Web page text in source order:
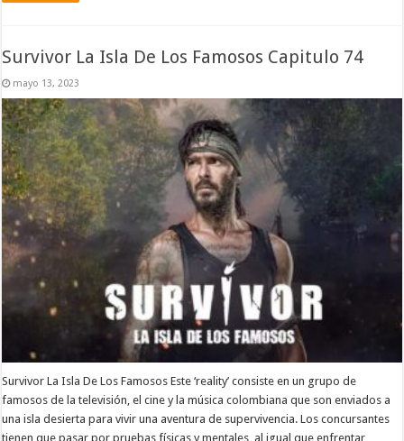
Survivor La Isla De Los Famosos Capitulo 74
mayo 13, 2023
Survivor La Isla De Los Famosos Este ‘reality’ consiste en un grupo de
famosos de la televisión, el cine y la música colombiana que son enviados a
una isla desierta para vivir una aventura de supervivencia. Los concursantes
tienen que pasar por pruebas físicas y mentales, al igual que enfrentar